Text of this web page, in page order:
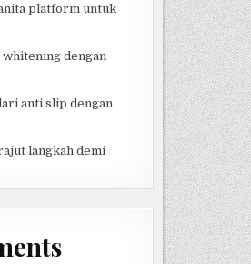
platform untuk
dengan
anti slip dengan
langkah demi